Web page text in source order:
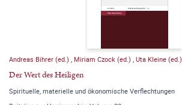
Andreas Bihrer (ed.) Miriam Czock (ed.) Uta Kleine (ed.)
Der Wert des Heiligen
Spirituelle, materielle und ökonomische Verflechtungen